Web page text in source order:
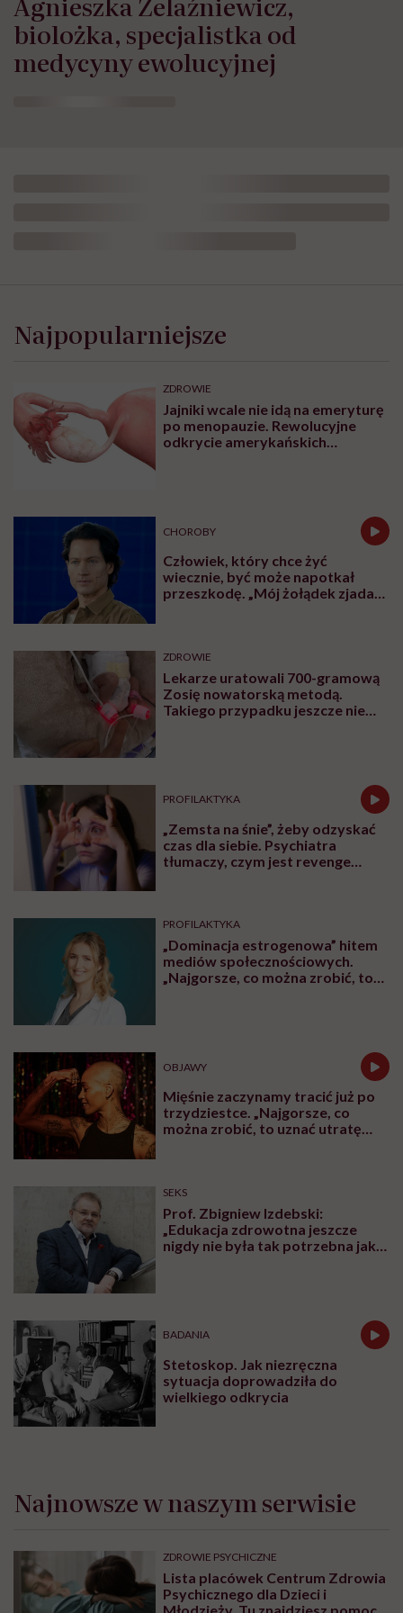
biolożka, specjalistka od
medycyny ewolucyjnej
„Kocham
siebie
kiedykolwiek
do
tej
pory”
Najpopularniejsze
ZDROWIE
Jajniki wcale nie idą na emeryturę
po menopauzie. Rewolucyjne
odkrycie amerykańskich
CHOROBY
Człowiek, który chce żyć
wiecznie, być może napotkał
przeszkodę. „Mój żołądek zjada
ZDROWIE
Lekarze uratowali 700-gramową
Zosię nowatorską metodą.
Takiego przypadku jeszcze nie
PROFILAKTYKA
„Zemsta na śnie”, żeby odzyskać
czas dla siebie. Psychiatra
tłumaczy, czym jest revenge
PROFILAKTYKA
„Dominacja estrogenowa” hitem
mediów społecznościowych.
„Najgorsze, co można zrobić, to
OBJAWY
Mięśnie zaczynamy tracić już po
trzydziestce. „Najgorsze, co
można zrobić, to uznać utratę
SEKS
Prof. Zbigniew Izdebski:
„Edukacja zdrowotna jeszcze
nigdy nie była tak potrzebna jak
BADANIA
Stetoskop. Jak niezręczna
sytuacja doprowadziła do
wielkiego odkrycia
Najnowsze w naszym serwisie
ZDROWIE PSYCHICZNE
Lista placówek Centrum Zdrowia
Psychicznego dla Dzieci i